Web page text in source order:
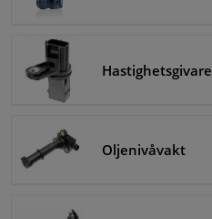
Hastighetsgivare
Oljenivåvakt